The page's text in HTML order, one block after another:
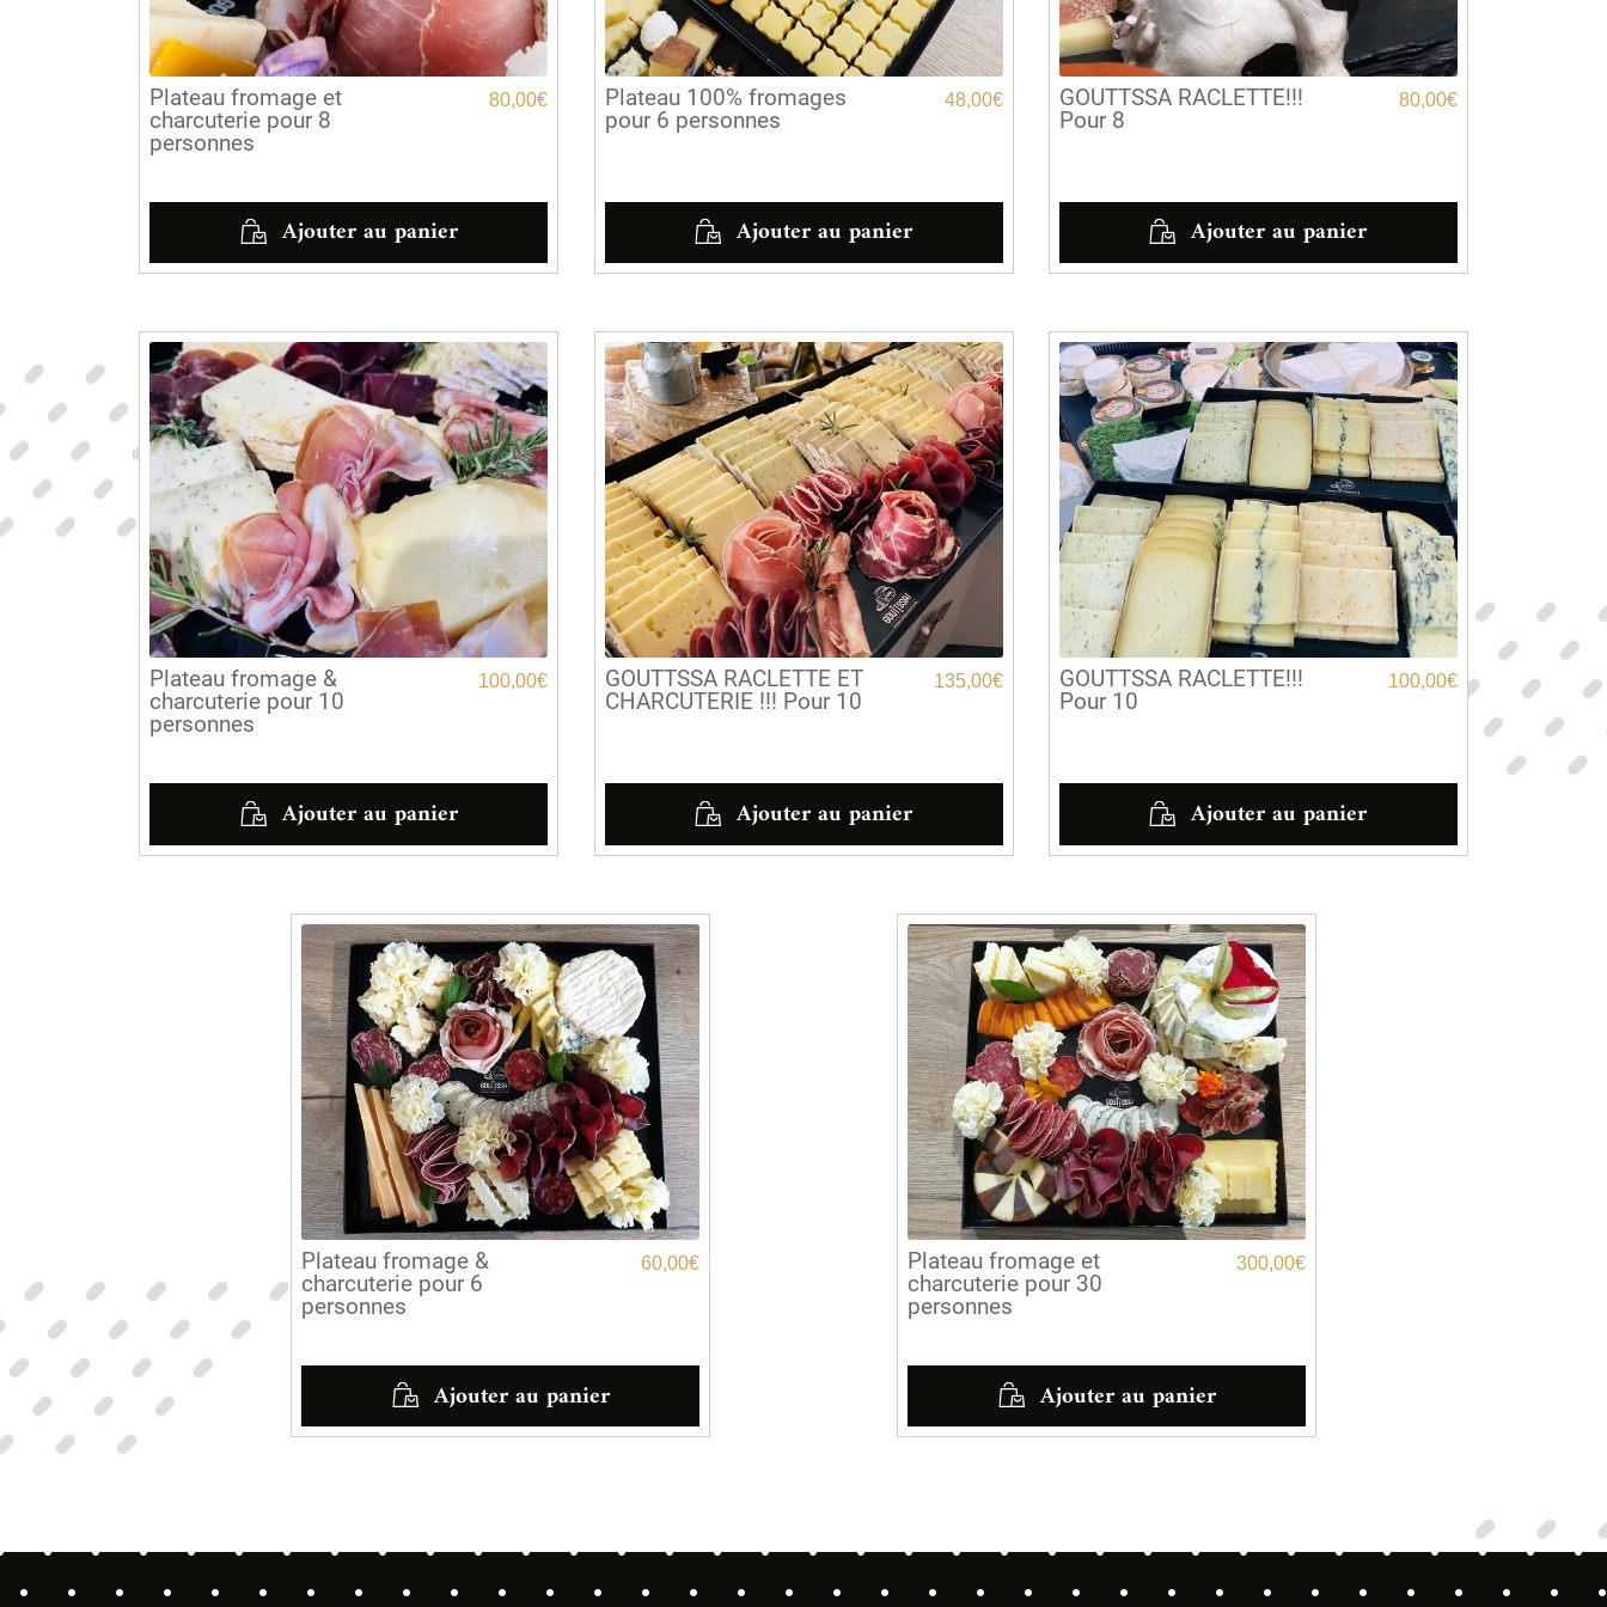
Plateau fromage et
charcuterie pour 8
personnes
80,00€
Ajouter au panier
Plateau 100% fromages
pour 6 personnes
48,00€
Ajouter au panier
GOUTTSSA RACLETTE!!!
Pour 8
80,00€
Ajouter au panier
Plateau fromage &
charcuterie pour 10
personnes
100,00€
Ajouter au panier
GOUTTSSA RACLETTE ET
CHARCUTERIE !!! Pour 10
135,00€
Ajouter au panier
GOUTTSSA RACLETTE!!!
Pour 10
100,00€
Ajouter au panier
Plateau fromage &
charcuterie pour 6
personnes
60,00€
Ajouter au panier
Plateau fromage et
charcuterie pour 30
personnes
300,00€
Ajouter au panier